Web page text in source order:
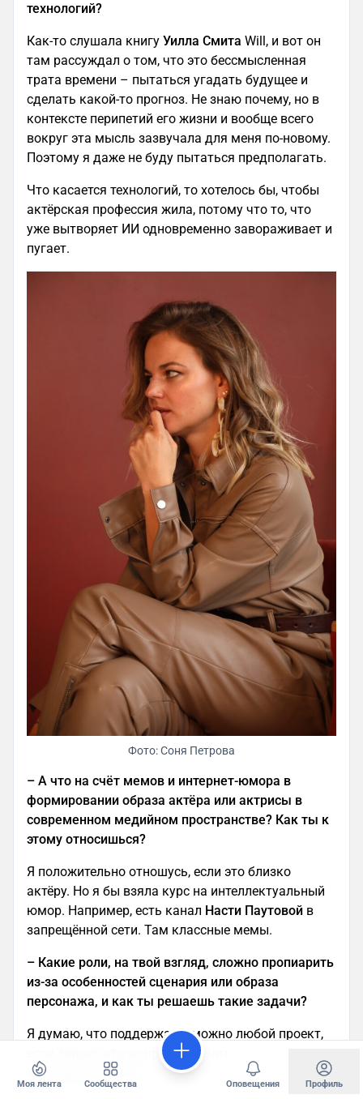
технологий?
Как-то слушала книгу Уилла Смита Will, и вот он
там рассуждал о том, что это бессмысленная
трата времени – пытаться угадать будущее и
сделать какой-то прогноз. Не знаю почему, но в
контексте перипетий его жизни и вообще всего
вокруг эта мысль зазвучала для меня по-новому.
Поэтому я даже не буду пытаться предполагать.
Что касается технологий, то хотелось бы, чтобы
актёрская профессия жила, потому что то, что
уже вытворяет ИИ одновременно завораживает и
пугает.
Фото: Соня Петрова
– А что на счёт мемов и интернет-юмора в
формировании образа актёра или актрисы в
современном медийном пространстве? Как ты к
этому относишься?
Я положительно отношусь, если это близко
актёру. Но я бы взяла курс на интеллектуальный
юмор. Например, есть канал Насти Паутовой в
запрещённой сети. Там классные мемы.
– Какие роли, на твой взгляд, сложно пропиарить
из-за особенностей сценария или образа
персонажа, и как ты решаешь такие задачи?
Я думаю, что поддержать можно любой проект,
если только это не противоречит
законодательству.
Моя лента Сообщества Оповещения Профиль